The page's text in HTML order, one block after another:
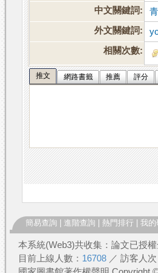
中文關鍵詞:
外文關鍵詞:
相關次數:
推文 網路書籤 推薦 評分
簡易查詢 進階查詢 熱門排行 我的
本系統(Web3)共收集：論文已授權
目前上線人數： 16708 ／ 訪客人